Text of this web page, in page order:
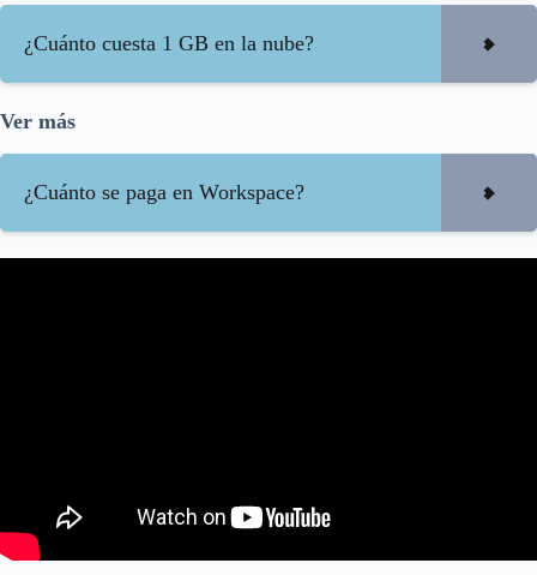
¿Cuánto cuesta 1 GB en la nube?
Ver más
¿Cuánto se paga en Workspace?